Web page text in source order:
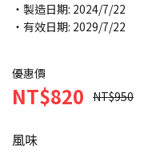
・製造日期: 2024/7/22
・有效日期: 2029/7/22
優惠價
NT$820 NT$950
風味